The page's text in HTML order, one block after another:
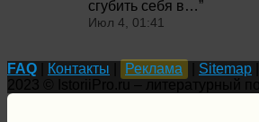
сгубить себя в…”
Июл 4, 01:41
FAQ Контакты Реклама Sitemap